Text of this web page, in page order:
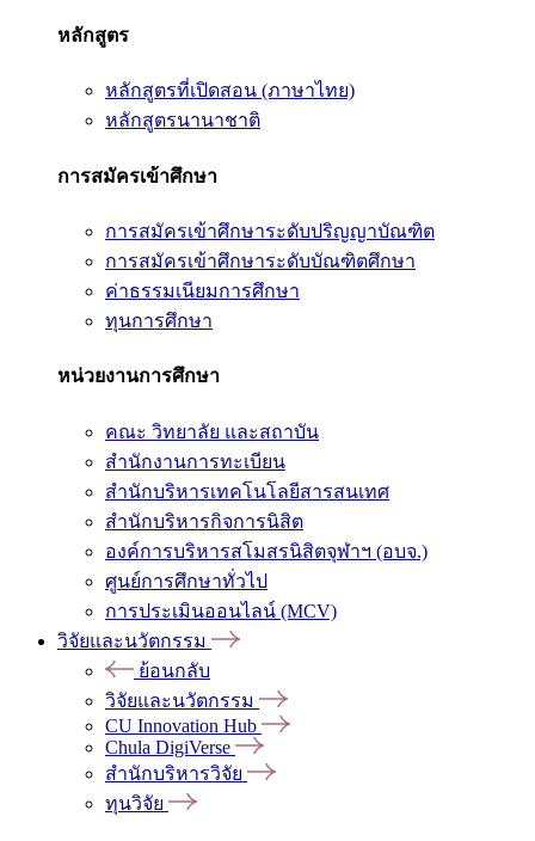
หลักสูตร
หลักสูตรที่เปิดสอน (ภาษาไทย)
หลักสูตรนานาชาติ
การสมัครเข้าศึกษา
การสมัครเข้าศึกษาระดับปริญญาบัณฑิต
การสมัครเข้าศึกษาระดับบัณฑิตศึกษา
ค่าธรรมเนียมการศึกษา
ทุนการศึกษา
หน่วยงานการศึกษา
คณะ วิทยาลัย และสถาบัน
สำนักงานการทะเบียน
สำนักบริหารเทคโนโลยีสารสนเทศ
สำนักบริหารกิจการนิสิต
องค์การบริหารสโมสรนิสิตจุฬาฯ (อบจ.)
ศูนย์การศึกษาทั่วไป
การประเมินออนไลน์ (MCV)
วิจัยและนวัตกรรม
ย้อนกลับ
วิจัยและนวัตกรรม
CU Innovation Hub
Chula DigiVerse
สำนักบริหารวิจัย
ทุนวิจัย